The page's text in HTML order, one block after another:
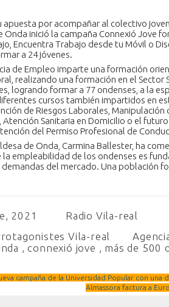
apuesta por acompañar al colectivo
Onda inició la campaña Connexió Jove
Encuentra Trabajo desde tu Móvil o
a 24 jóvenes.
de Empleo imparte una formación
realizando una formación en el Sector
logrando formar a 77 ondenses, a la
cursos también impartidos en
de Riesgos Laborales,
Sanitaria en Domicilio o el
del Permiso Profesional de
de Onda, Carmina Ballester, ha
la empleabilidad de los ondenses es
demandas del mercado. Una población
2021
Radio Vila-real
Vila-real
,connexió jove , más de 500
campaña de la Universidad Popular con
Almassora factura a